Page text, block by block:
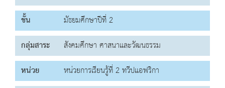
ชั้น
มัธยมศึกษาปีที่ 2
กลุ่มสาระ
สังคมศึกษา ศาสนาและวัฒนธรรม
หน่วย
หน่วยการเรียนรู้ที่ 2 ทวีปแอฟริกา